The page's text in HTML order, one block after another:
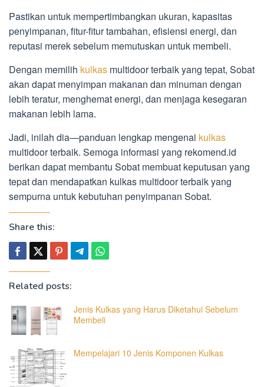
Pastikan untuk mempertimbangkan ukuran, kapasitas
penyimpanan, fitur-fitur tambahan, efisiensi energi, dan
reputasi merek sebelum memutuskan untuk membeli.
Dengan memilih kulkas multidoor terbaik yang tepat, Sobat
akan dapat menyimpan makanan dan minuman dengan
lebih teratur, menghemat energi, dan menjaga kesegaran
makanan lebih lama.
Jadi, inilah dia—panduan lengkap mengenai kulkas
multidoor terbaik. Semoga informasi yang rekomend.id
berikan dapat membantu Sobat membuat keputusan yang
tepat dan mendapatkan kulkas multidoor terbaik yang
sempurna untuk kebutuhan penyimpanan Sobat.
Share this:
Related posts:
Jenis Kulkas yang Harus Diketahui Sebelum
Membeli
Mempelajari 10 Jenis Komponen Kulkas